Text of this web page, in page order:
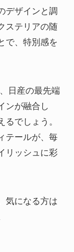
デザインと調
ステリアの随
で、特別感を
日産の最先端
ンが融合し
でしょう。
テールが、毎
リッシュに彩
気になる方は